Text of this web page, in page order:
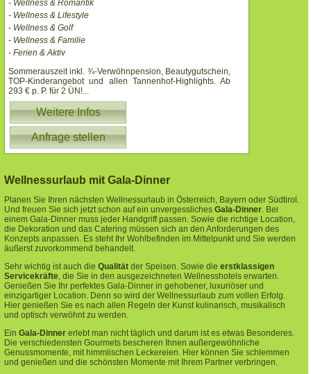
- Wellness & Romantik
- Wellness & Lifestyle
- Wellness & Golf
- Wellness & Familie
- Ferien & Aktiv
Sommerauszeit inkl. ¾-Verwöhnpension, Beautygutschein,
TOP-Kinderangebot und allen Tannenhof-Highlights. Ab
293 € p. P. für 2 ÜN!
Weitere Infos
Anfrage stellen
Wellnessurlaub mit Gala-Dinner
Planen Sie Ihren nächsten Wellnessurlaub in Österreich, Bayern oder Südtirol.
Und freuen Sie sich jetzt schon auf ein unvergessliches Gala-Dinner Bei
einem Gala-Dinner muss jeder Handgriff passen. Sowie die richtige Location,
die Dekoration und das Catering müssen sich an den Anforderungen des
Konzepts anpassen. Es steht Ihr Wohlbefinden im Mittelpunkt und Sie werden
äußerst zuvorkommend behandelt.
Sehr wichtig ist auch die Qualität der Speisen. Sowie die erstklassigen
Servicekräfte , die Sie in den ausgezeichneten Wellnesshotels erwarten.
Genießen Sie Ihr perfektes Gala-Dinner in gehobener, luxuriöser und
einzigartiger Location. Denn so wird der Wellnessurlaub zum vollen Erfolg.
Hier genießen Sie es nach allen Regeln der Kunst kulinarisch, musikalisch
und optisch verwöhnt zu werden.
Ein Gala-Dinner erlebt man nicht täglich und darum ist es etwas Besonderes.
Die verschiedensten Gourmets bescheren Ihnen außergewöhnliche
Genussmomente, mit himmlischen Leckereien. Hier können Sie schlemmen
und genießen und die schönsten Momente mit Ihrem Partner verbringen.